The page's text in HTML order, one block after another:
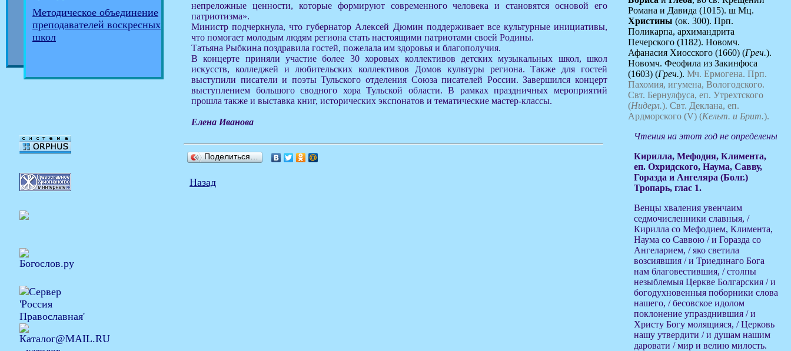
Методическое объединение
преподавателей воскресных
школ
непреложные ценности, которые формируют современного человека и становятся основой его
патриотизма».
Министр подчеркнула, что губернатор Алексей Дюмин поддерживает все культурные инициативы,
что помогает молодым людям региона стать настоящими патриотами своей Родины.
Татьяна Рыбкина поздравила гостей, пожелала им здоровья и благополучия.
В концерте приняли участие более 30 хоровых коллективов детских музыкальных школ, школ
искусств, колледжей и любительских коллективов Домов культуры региона. Также для гостей
выступили писатели и поэты Тульского отделения Союза писателей России. Завершился концерт
выступлением большого сводного хора Тульской области. В рамках праздничных мероприятий
прошла также и выставка книг, исторических экспонатов и тематические мастер-классы.
Елена Иванова
Поделиться…
Назад
Романа и Давида (1015). ш Мц.
Христины (ок. 300). Прп.
Поликарпа, архимандрита
Печерского (1182). Новомч.
Афанасия Хиосского (1660) (Греч.).
Новомч. Феофила из Закинфоса
(1603) (Греч.). Мч. Ермогена. Прп.
Пахомия, игумена, Вологодского.
Свт. Бернулфуса, еп. Утрехтского
(Нидерл.). Свт. Деклана, еп.
Ардморского (V) (Кельт. и Брит.).
Чтения на этот год не определены
Кирилла, Мефодия, Климента,
еп. Охридского, Наума, Савву,
Горазда и Ангеляра (Болг.)
Тропарь, глас 1.
Венцы хваления увенчаим
седмочисленники славныя, /
Кирилла со Мефодием, Климента,
Наума со Саввою / и Горазда со
Ангеларием, / яко светила
возсиявшия / и Триединаго Бога
нам благовестившия, / столпы
незыблемыя Церкве Болгарския / и
богодухновенныя поборники слова
нашего, / бесовское идолом
поклонение упразднившия / и
Христу Богу молящияся, / Церковь
нашу утвердити / и душам нашим
даровати / мир и велию милость.